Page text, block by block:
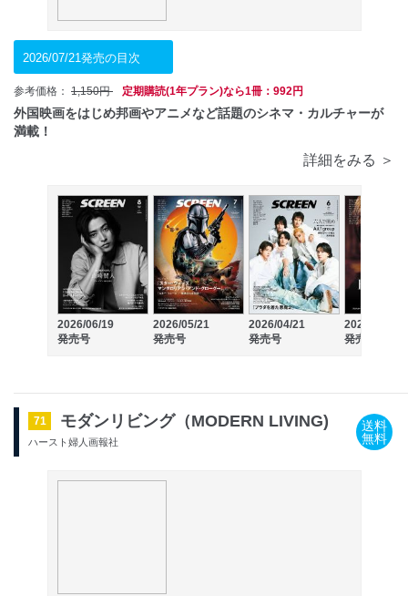
2026/07/21発売の目次
参考価格： 1,150円 定期購読(1年プラン)なら1冊：992円
外国映画をはじめ邦画やアニメなど話題のシネマ・カルチャーが
満載！
詳細をみる ＞
2026/06/19
発売号
2026/05/21
発売号
2026/04/21
発売号
2026/03/19
発売号
71 モダンリビング（MODERN LIVING)
ハースト婦人画報社
送料
無料